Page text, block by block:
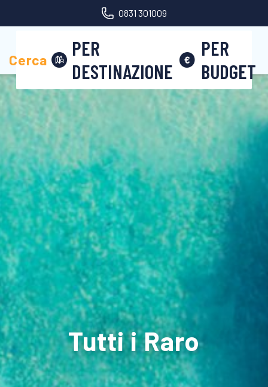
0831 301009
Cerca
PER
DESTINAZIONE
PER
BUDGET
Tutti i Raro